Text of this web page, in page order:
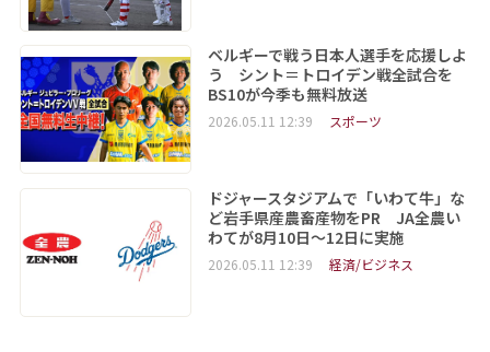
ベルギーで戦う日本人選手を応援しよ
う シント＝トロイデン戦全試合を
BS10が今季も無料放送
2026.05.11 12:39 スポーツ
ドジャースタジアムで「いわて牛」な
ど岩手県産農畜産物をPR JA全農い
わてが8月10日～12日に実施
2026.05.11 12:39 経済/ビジネス